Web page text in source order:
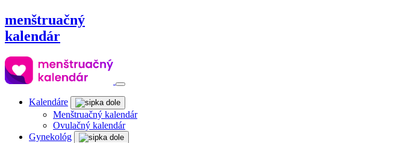
menštruačný
kalendár
Kalendáre
Menštruačný kalendár
Ovulačný kalendár
Gynekológ